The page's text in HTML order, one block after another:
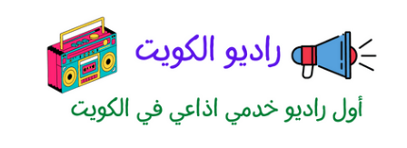
المحتوى